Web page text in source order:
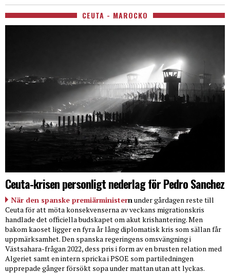
CEUTA - MAROCKO
Ceuta-krisen personligt nederlag för Pedro Sanchez
När den spanske premiärministernunder gårdagen reste till
Ceuta för att möta konsekvenserna av veckans migrationskris
handlade det officiella budskapet om akut krishantering. Men
bakom kaoset ligger en fyra år lång diplomatisk kris som sällan får
uppmärksamhet. Den spanska regeringens omsvängning i
Västsahara-frågan 2022, dess pris i form av en brusten relation med
Algeriet samt en intern spricka i PSOE som partiledningen
upprepade gånger försökt sopa under mattan utan att lyckas.